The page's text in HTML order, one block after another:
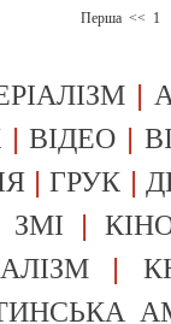
Перша << 1
|
|ВІДЕО |
|ГРУК |
ЗМІ |
|